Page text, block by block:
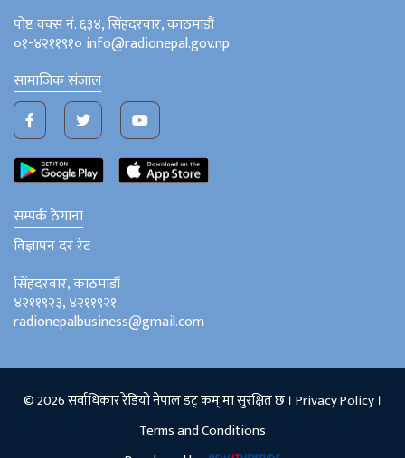
पोष्ट वक्स नं. ६३४, सिंहदरवार, काठमाडौं
०१-४२११९१० info@radionepal.gov.np
सामाजिक संजाल
सम्पर्क ठेगाना
विज्ञापन दर रेट
सिंहदरवार, काठमाडौं
४२११९२३, ४२११९२१
radionepalbusiness@gmail.com
© 2026 सर्वाधिकार रेडियो नेपाल डट् कम् मा सुरक्षित छ । Privacy Policy।
Terms and Conditions